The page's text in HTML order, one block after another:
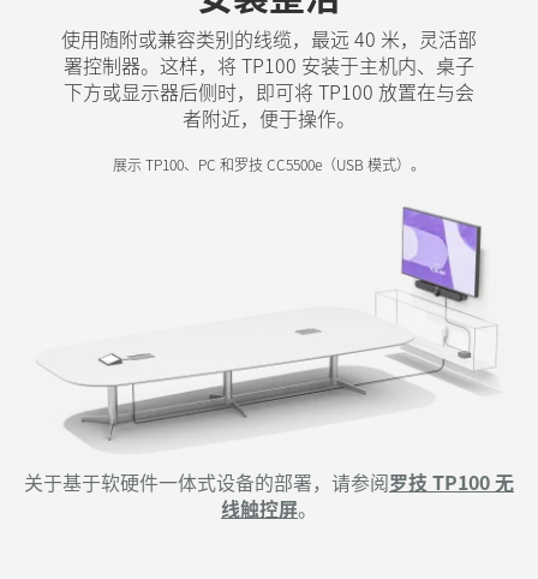
使用随附或兼容类别的线缆，最远 40 米，灵活部
署控制器。这样，将 TP100 安装于主机内、桌子
下方或显示器后侧时，即可将 TP100 放置在与会
者附近，便于操作。
展示 TP100、PC 和罗技 CC5500e（USB 模式）。
关于基于软硬件一体式设备的部署，请参阅罗技 TP100 无
线触控屏。